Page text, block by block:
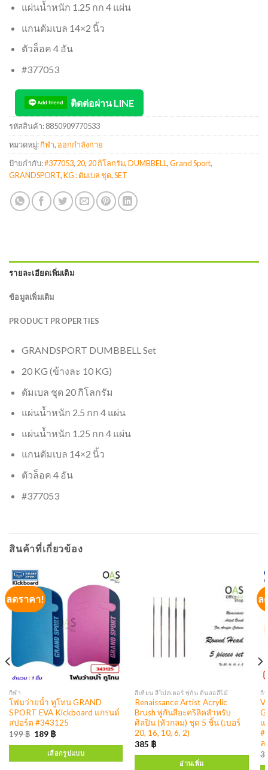
แผ่นน้ำหนัก 1.25 กก 4 แผ่น
แกนดัมเบล 14×2 นิ้ว
ตัวล็อค 4 อัน
#377053
ติดต่อผ่าน LINE
รหัสสินค้า:8850909770533
หมวดหมู่:กีฬา, ออกกำลังกาย
ป้ายกำกับ:#377053, 20, 20 กิโลกรัม,DUMBBELL,Grand Sport,
GRANDSPORT,KG : ดัมเบล ชุด,SET
รายละเอียดเพิ่มเติม
ข้อมูลเพิ่มเติม
PRODUCT PROPERTIES
GRANDSPORT DUMBBELL Set
20 KG (ข้างละ 10 KG)
ดัมเบล ชุด 20 กิโลกรัม
แผ่นน้ำหนัก 2.5 กก 4 แผ่น
แผ่นน้ำหนัก 1.25 กก 4 แผ่น
แกนดัมเบล 14×2 นิ้ว
ตัวล็อค 4 อัน
#377053
สินค้าที่เกี่ยวข้อง
ลดราคา!
กีฬา
โฟมว่ายน้ำ ทูโทน GRAND
SPORT EVA Kickboard แกรนด์
สปอร์ต #343125
199฿ 189 ฿
เลือกรูปแบบ
สีเทียน สีโปสเตอร์ พู่กัน ดินสอสีไม้
Renaissance Artist Acrylic
Brush พู่กันสีอะคริลิคสำหรับ
ศิลปิน (หัวกลม) ชุด 5 ชิ้น (เบอร์
20, 16, 10, 6, 2)
385 ฿
อ่านเพิ่ม
ล
กี
แ
ล